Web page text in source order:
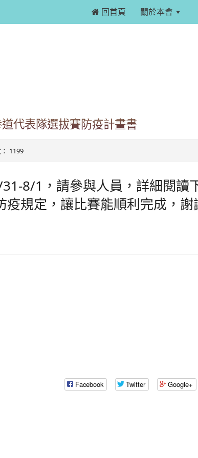
 回首頁 關於本會